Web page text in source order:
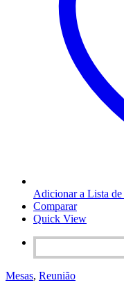
Adicionar a Lista de
Comparar
Quick View
Mesas, Reunião